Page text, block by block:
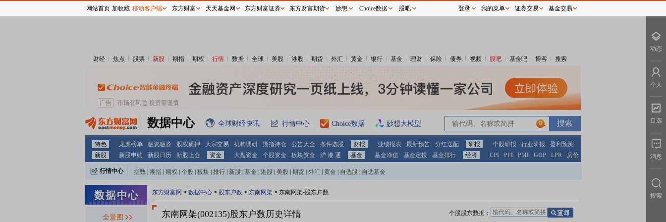
财经 焦点 股票 新股 期指 期权 行情 数据 全球 美股 港股 期货 外汇 黄金 银行 基金 理财 保险 债券 视频 股吧 基金吧 博客 搜索
数据中心 全球财经快讯 行情中心 Choice数据 妙想大模型 0
特色 龙虎榜单 融资融券 股权质押 大宗交易 机构调研 期指持仓 公告大全 条件选股 财报 业绩报表 最新预告 分红送配 研报 个股研报 行业研报
盈利预测
新股
新股申购 新股日历 新股上会 资金 大盘资金 个股资金 板块资金 沪 港 通 基金 基金净值 基金定投 基金排行 经济 CPI PPI PMI GDP LPR 房价
行情中心 指数 期指 期权 个股 板块 排行 新股 基金 港股 美股 期货 外汇 黄金 自选股 自选基金
全景图
东方财富网 > 数据中心 > 股东户数 > 东南网架 > 东南网架-股东户数
东南网架(002135)股东户数历史详情 个股股东数据：
网站首页 加收藏 移动客户端 东方财富 天天基金网 东方财富证券 东方财富期货 妙想 Choice数据 股吧 登录 我的菜单 证券交易 基金交易
动态
个人
自选
消息
搜索